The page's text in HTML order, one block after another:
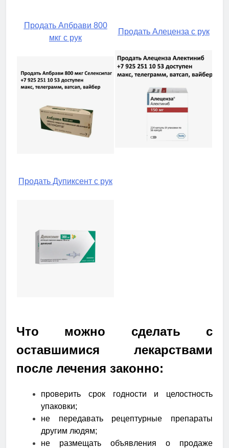
Продать Апбрави 800
мкг с рук
Продать Алеценза с рук
Продать Дупиксент с рук
Что можно сделать с
оставшимися лекарствами
после лечения законно:
проверить срок годности и целостность
упаковки;
не передавать рецептурные препараты
другим людям;
не размещать объявления о продаже